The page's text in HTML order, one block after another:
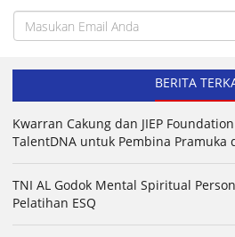
BERITA
Kwarran Cakung dan JIEP
TalentDNA untuk Pembina Pramuka
TNI AL Godok Mental Spiritual
Pelatihan ESQ